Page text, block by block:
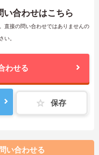
い合わせはこちら
直接の問い合わせではありませんの
い。
わせる
保存
い合わせる